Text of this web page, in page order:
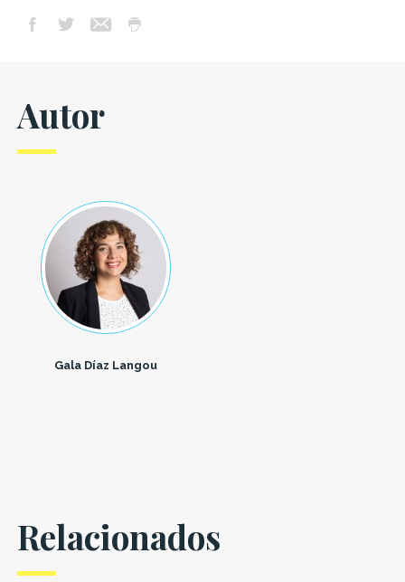
Autor
Gala Díaz Langou
Relacionados